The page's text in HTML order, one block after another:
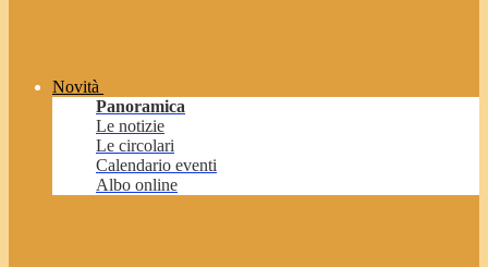
Novità
Panoramica
Le notizie
Le circolari
Calendario eventi
Albo online